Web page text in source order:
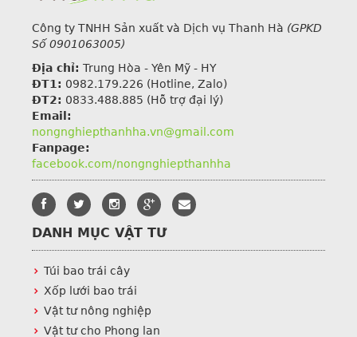
Công ty TNHH Sản xuất và Dịch vụ Thanh Hà (GPKD
Số 0901063005)
Địa chỉ: Trung Hòa - Yên Mỹ - HY
ĐT1: 0982.179.226 (Hotline, Zalo)
ĐT2: 0833.488.885 (Hỗ trợ đại lý)
Email:
nongnghiepthanhha.vn@gmail.com
Fanpage:
facebook.com/nongnghiepthanhha
DANH MỤC VẬT TƯ
Túi bao trái cây
Xốp lưới bao trái
Vật tư nông nghiệp
Vật tư cho Phong lan